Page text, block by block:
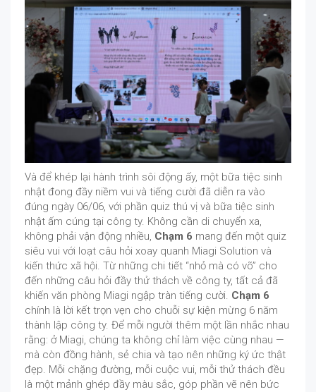
Và để khép lại hành trình sôi động ấy, một bữa tiệc sinh
nhật đong đầy niềm vui và tiếng cười đã diễn ra vào
đúng ngày 06/06, với phần quiz thú vị và bữa tiệc sinh
nhật ấm cúng tại công ty. Không cần di chuyển xa,
không phải vận động nhiều, Chạm 6 mang đến một quiz
siêu vui với loạt câu hỏi xoay quanh Miagi Solution và
kiến thức xã hội. Từ những chi tiết “nhỏ mà có võ” cho
đến những câu hỏi đầy thử thách về công ty, tất cả đã
khiến văn phòng Miagi ngập tràn tiếng cười. Chạm 6
chính là lời kết trọn vẹn cho chuỗi sự kiện mừng 6 năm
thành lập công ty. Để mỗi người thêm một lần nhắc nhau
rằng: ở Miagi, chúng ta không chỉ làm việc cùng nhau —
mà còn đồng hành, sẻ chia và tạo nên những ký ức thật
đẹp. Mỗi chặng đường, mỗi cuộc vui, mỗi thử thách đều
là một mảnh ghép đầy màu sắc, góp phần vẽ nên bức